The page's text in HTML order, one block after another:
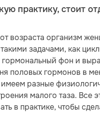
практику, стоит
возраста организм
задачами, как
фон и
половых гормонов в
разные
малого таза. Все
в практике, чтобы